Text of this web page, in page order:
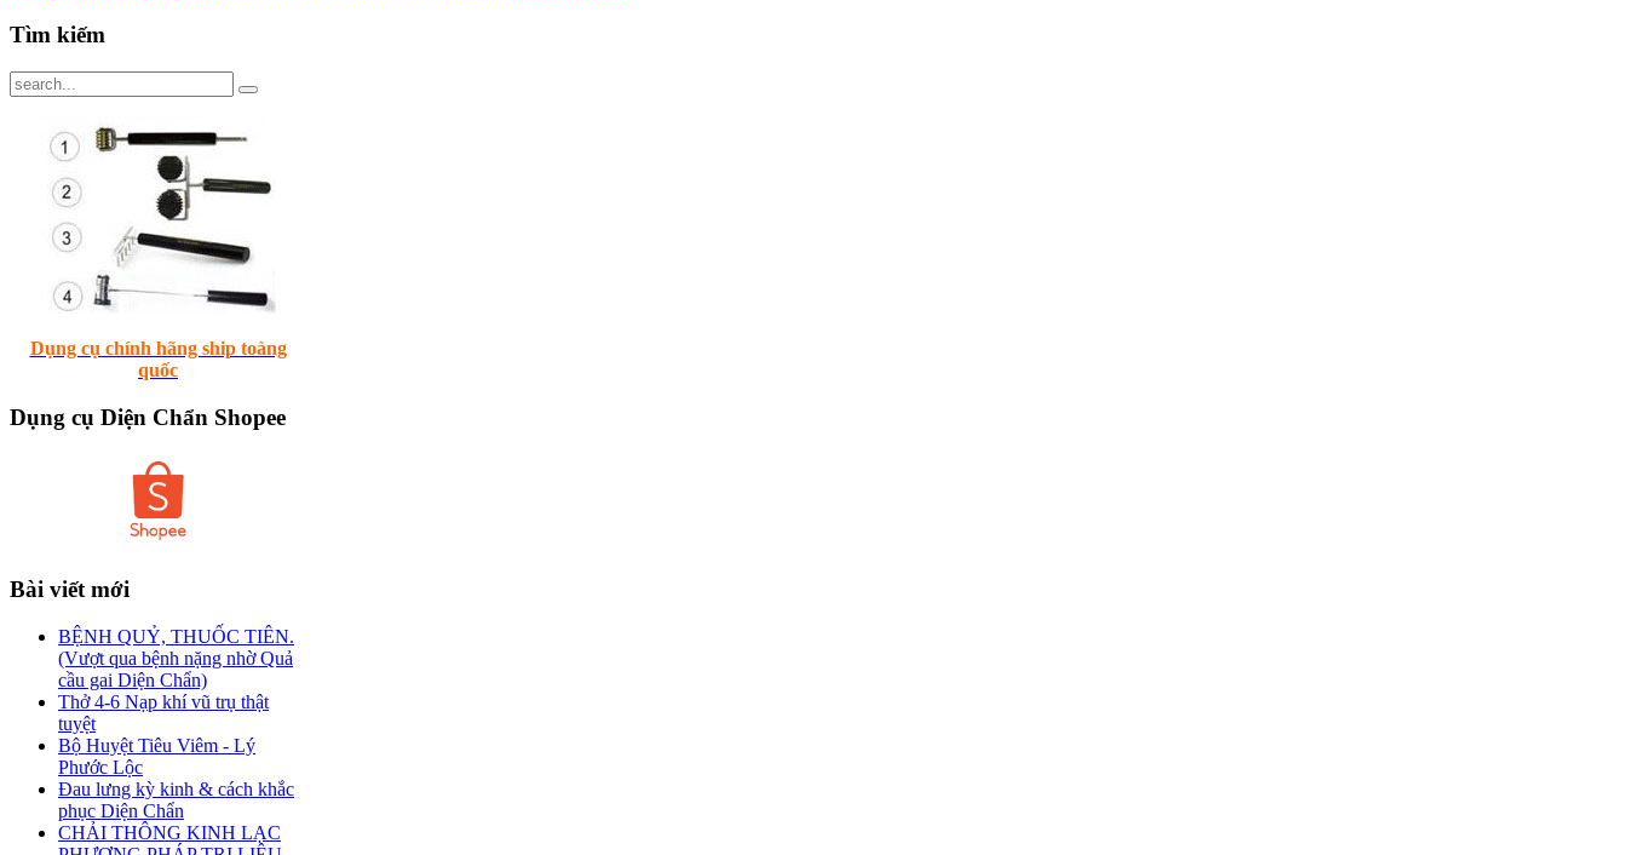
Tìm kiếm
Dụng cụ chính hãng ship toàng
quốc
Dụng cụ Diện Chẩn Shopee
Bài viết mới
BỆNH QUỶ, THUỐC TIÊN.
(Vượt qua bệnh nặng nhờ Quả
cầu gai Diện Chẩn)
Thở 4-6 Nạp khí vũ trụ thật
tuyệt
Bộ Huyệt Tiêu Viêm - Lý
Phước Lộc
Đau lưng kỳ kinh & cách khắc
phục Diện Chẩn
CHẢI THÔNG KINH LẠC